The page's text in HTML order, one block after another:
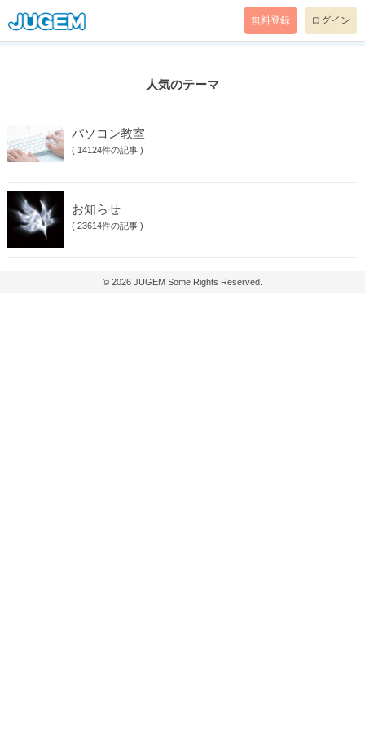
無料登録 ログイン
人気のテーマ
パソコン教室
( 14124件の記事 )
お知らせ
( 23614件の記事 )
© 2026 JUGEM Some Rights Reserved.